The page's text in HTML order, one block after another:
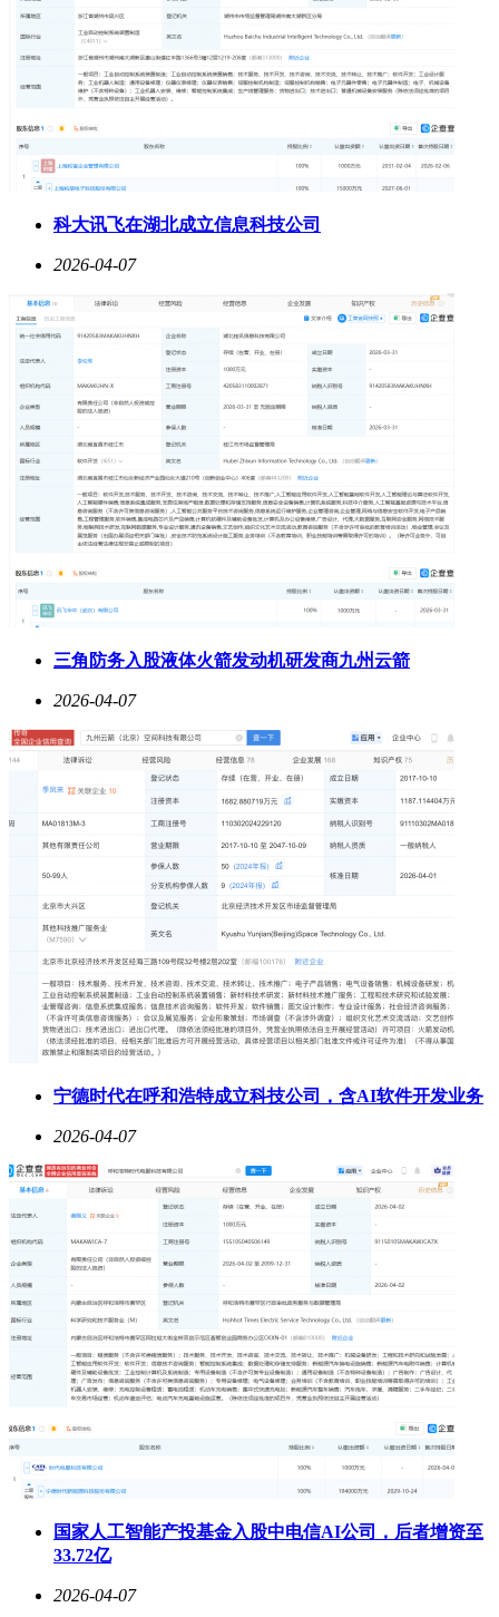
科大讯飞在湖北成立信息科技公司
2026-04-07
三角防务入股液体火箭发动机研发商九州云箭
2026-04-07
宁德时代在呼和浩特成立科技公司，含AI软件开发业务
2026-04-07
国家人工智能产投基金入股中电信AI公司，后者增资至
33.72亿
2026-04-07